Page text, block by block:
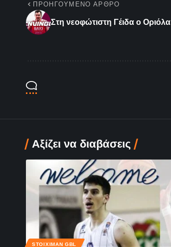
ΠΡΟΗΓΟΎΜΕΝΟ ΆΡΘΡΟ
Στη νεοφώτιστη Γέιδα ο Οριόλα
Αξίζει να διαβάσεις
STOIXIMAN GBL